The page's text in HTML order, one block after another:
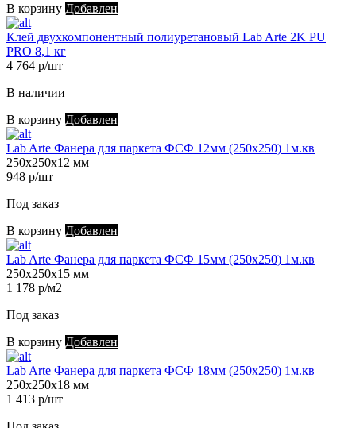
В корзину Добавлен
Клей двухкомпонентный полиуретановый Lab Arte 2K PU
PRO 8,1 кг
4 764 р/шт
В наличии
В корзину Добавлен
Lab Arte Фанера для паркета ФСФ 12мм (250х250) 1м.кв
250х250х12 мм
948 р/шт
Под заказ
В корзину Добавлен
Lab Arte Фанера для паркета ФСФ 15мм (250х250) 1м.кв
250х250х15 мм
1 178 р/м2
Под заказ
В корзину Добавлен
Lab Arte Фанера для паркета ФСФ 18мм (250х250) 1м.кв
250х250х18 мм
1 413 р/шт